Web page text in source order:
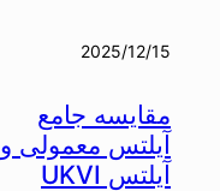
2025/12/15
مقایسه جامع
آیلتس معمولی و
آیلتس UKVI